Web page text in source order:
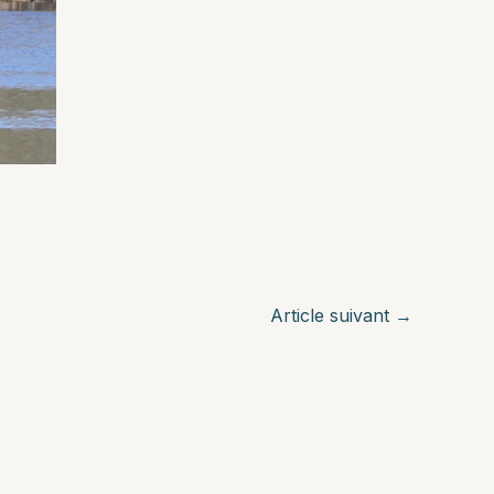
Article suivant →